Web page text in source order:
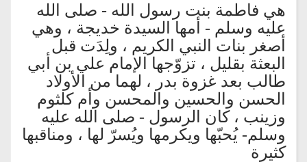
هي فاطمة بنت رسول الله - صلى الله
عليه وسلم - أمها السيدة خديجة ، وهي
أصغر بنات النبي الكريم ، ولِدَت قبل
البعثة بقليل ، تزوّجها الإمام علي بن أبي
طالب بعد غزوة بدر ، لهما من الأولاد
الحسن والحسين والمحسن وأم كلثوم
وزينب ، كان الرسول - صلى الله عليه
وسلم- يُحبّها ويكرمها ويُسرّ لها ، ومناقبها
كثيرة